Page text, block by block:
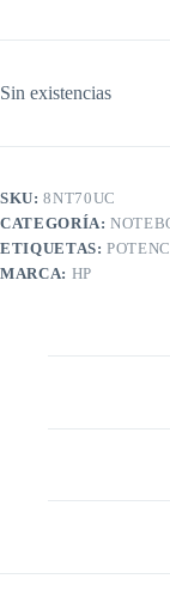
Sin existencias
SKU:8NT70UC
CATEGORÍA:
ETIQUETAS:
MARCA: HP